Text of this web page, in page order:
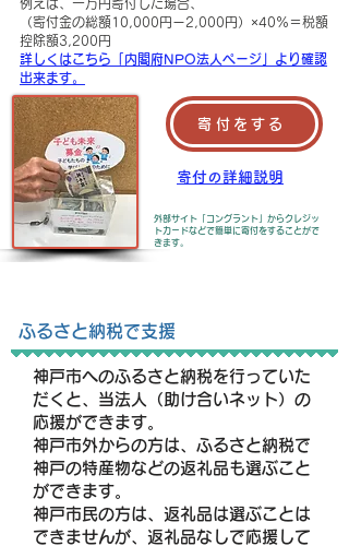
例えば、一万円寄付した場合、
（寄付金の総額10,000円ー2,000円）×40％＝税額
控除額3,200円
詳しくはこちら ​「内閣府NPO法 人ページ」より確認
出来ます。
寄付をする
外部サイト「コングラント」からクレジッ
トカードなどで簡単に寄付をすることがで
きます。
​寄付の詳細説明
ふるさと納税で支援
神戸市へのふるさと納税を行っていた
だくと、当法人（助け合いネット）の
応援ができます。
神戸市外からの方は、ふるさと納税で
神戸の特産物などの返礼品も選ぶこと
ができます。
神戸市民の方は、返礼品は選ぶことは
できませんが、返礼品なしで応援して